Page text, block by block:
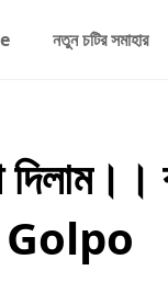
নতুন চটির সমাহার